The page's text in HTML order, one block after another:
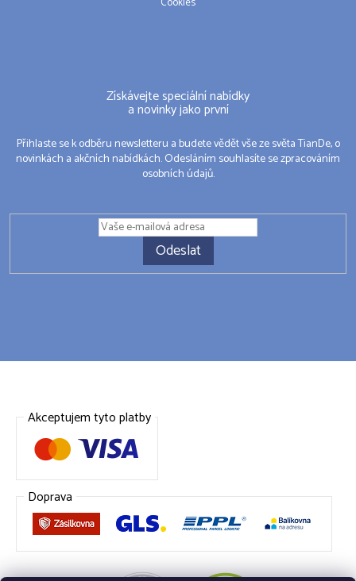
Získávejte speciální nabídky
a novinky jako první
Přihlaste se k odběru newsletteru a budete vědět vše ze světa TianDe, o
novinkách a akčních nabídkách. Odesláním souhlasíte se zpracováním
osobních údajů.
Odeslat
Akceptujem tyto platby
Doprava